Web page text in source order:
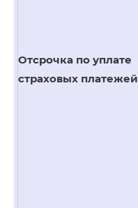
Отсрочка по уплате
страховых платежей